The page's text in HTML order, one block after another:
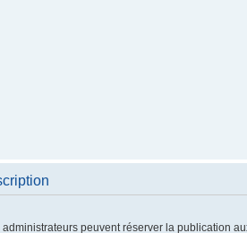
administrateurs peuvent réserver la publication